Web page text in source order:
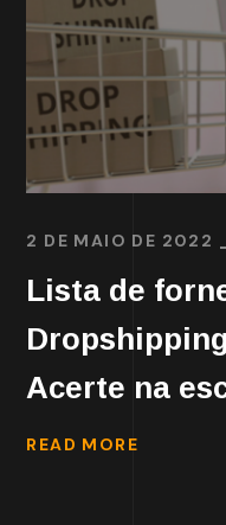
2 DE MAIO DE 2022
Lista de
Acerte na
READ MORE